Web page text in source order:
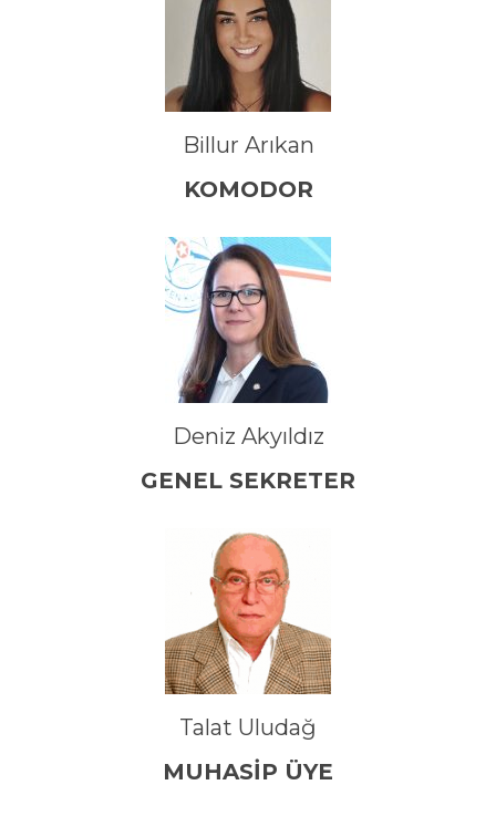
Düğün Davet ve Organizasyon
Billur Arıkan
KOMODOR
Deniz Akyıldız
GENEL SEKRETER
Talat Uludağ
MUHASİP ÜYE